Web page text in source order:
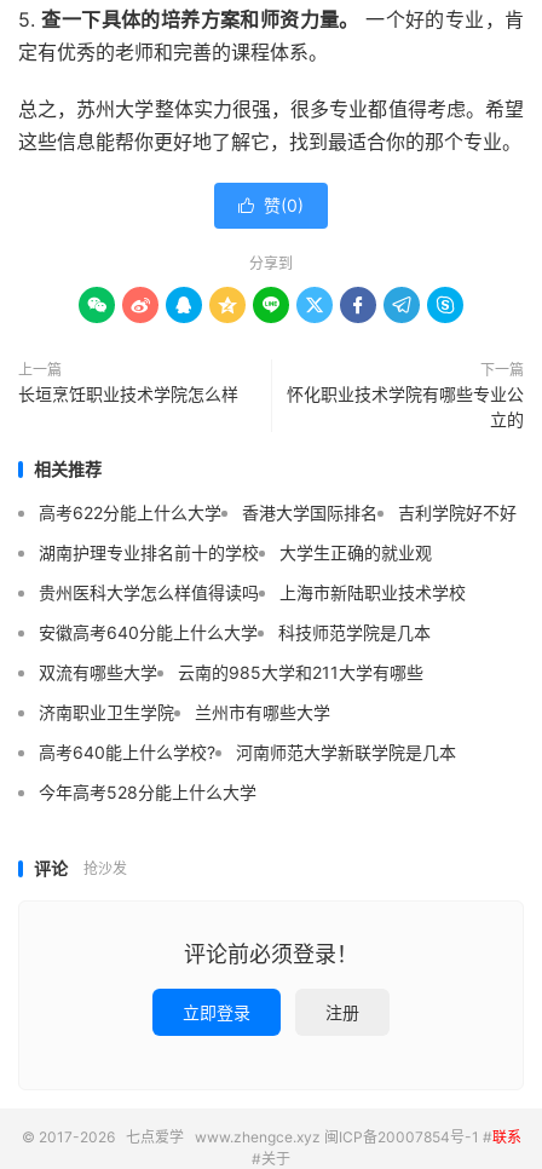
5.查一下具体的培养方案和师资力量。
一个好的专业，肯
定有优秀的老师和完善的课程体系。
总之，苏州大学整体实力很强，很多专业都值得考虑。希望
这些信息能帮你更好地了解它，找到最适合你的那个专业。
 赞(0)
分享到
        
上一篇
长垣烹饪职业技术学院怎么样
下一篇
怀化职业技术学院有哪些专业公
立的
相关推荐
高考622分能上什么大学 香港大学国际排名
吉利学院好不好
湖南护理专业排名前十的学校
大学生正确的就业观
贵州医科大学怎么样值得读吗
上海市新陆职业技术学校
安徽高考640分能上什么大学
科技师范学院是几本
双流有哪些大学
云南的985大学和211大学有哪些
济南职业卫生学院
兰州市有哪些大学
高考640能上什么学校?
河南师范大学新联学院是几本
今年高考528分能上什么大学
评论 抢沙发
评论前必须登录！
立即登录 注册
© 2017-2026 七点爱学www.zhengce.xyz 闽ICP备20007854号-1 #联系
#关于